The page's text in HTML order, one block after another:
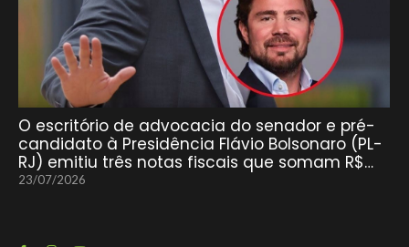
O escritório de advocacia do senador e pré-
candidato à Presidência Flávio Bolsonaro (PL-
RJ) emitiu três notas fiscais que somam R$…
23/07/2026